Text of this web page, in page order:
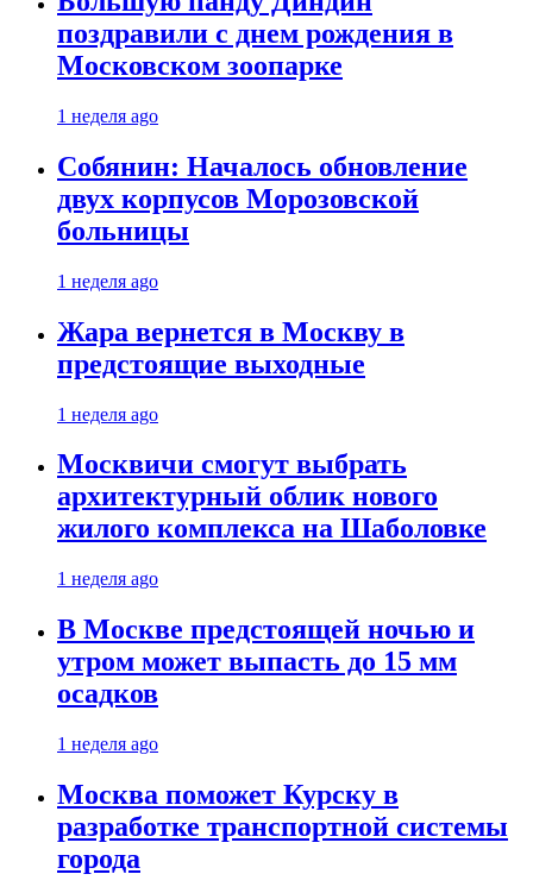
поздравили с днем рождения в
Московском зоопарке
1 неделя ago
Собянин: Началось обновление
двух корпусов Морозовской
больницы
1 неделя ago
Жара вернется в Москву в
предстоящие выходные
1 неделя ago
Москвичи смогут выбрать
архитектурный облик нового
жилого комплекса на Шаболовке
1 неделя ago
В Москве предстоящей ночью и
утром может выпасть до 15 мм
осадков
1 неделя ago
Москва поможет Курску в
разработке транспортной системы
города